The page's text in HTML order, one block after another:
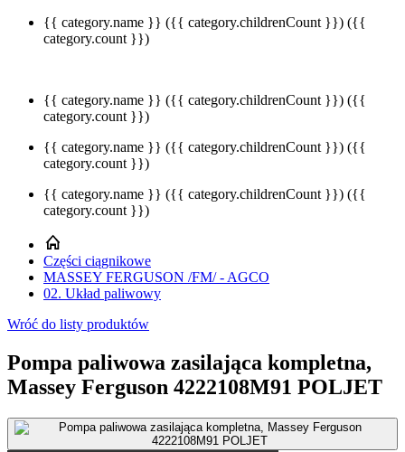
{{ category.name }} ({{ category.childrenCount }}) ({{
category.count }})
{{ category.name }} ({{ category.childrenCount }}) ({{
category.count }})
{{ category.name }} ({{ category.childrenCount }}) ({{
category.count }})
{{ category.name }} ({{ category.childrenCount }}) ({{
category.count }})
Części ciągnikowe
MASSEY FERGUSON /FM/ - AGCO
02. Układ paliwowy
Wróć do listy produktów
Pompa paliwowa zasilająca kompletna,
Massey Ferguson 4222108M91 POLJET